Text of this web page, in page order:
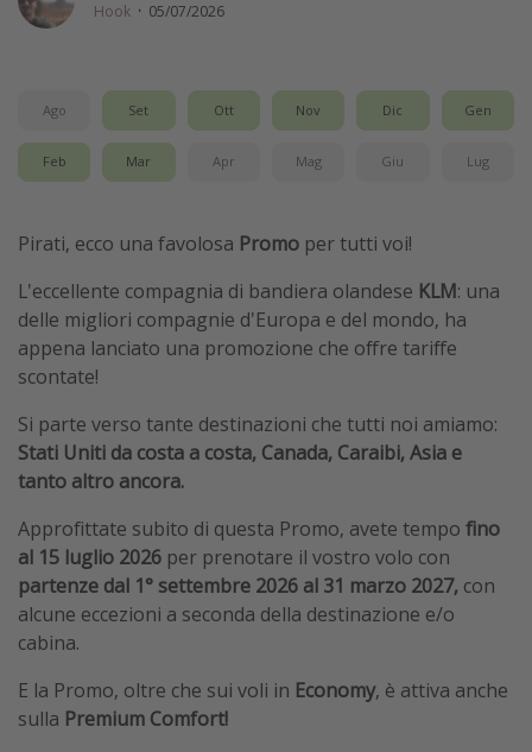
Hook · 05/07/2026
Ago Set Ott Nov Dic Gen
Feb Mar Apr Mag Giu Lug
Pirati, ecco una favolosa Promo per tutti voi!
L'eccellente compagnia di bandiera olandese KLM: una
delle migliori compagnie d'Europa e del mondo, ha
appena lanciato una promozione che offre tariffe
scontate!
Si parte verso tante destinazioni che tutti noi amiamo:
Stati Uniti da costa a costa, Canada, Caraibi, Asia e
tanto altro ancora.
Approfittate subito di questa Promo, avete tempo fino
al 15 luglio 2026 per prenotare il vostro volo con
partenze dal 1° settembre 2026 al 31 marzo 2027, con
alcune eccezioni a seconda della destinazione e/o
cabina.
E la Promo, oltre che sui voli in Economy, è attiva anche
sulla Premium Comfort!